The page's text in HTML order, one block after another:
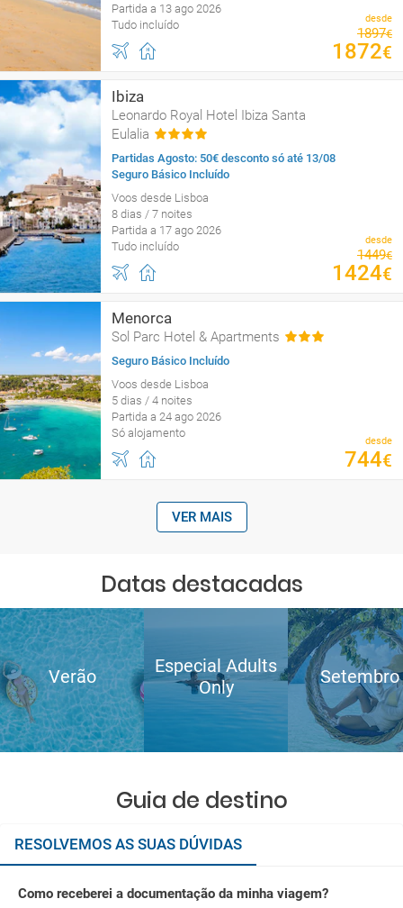
Partida a 13 ago 2026
Tudo incluído
desde
1897€
1872€
Ibiza
Leonardo Royal Hotel Ibiza Santa
Eulalia
Partidas Agosto: 50€ desconto só até 13/08
Seguro Básico Incluído
Voos desde Lisboa
8 dias / 7 noites
Partida a 17 ago 2026
Tudo incluído
desde
1449€
1424€
Menorca
Sol Parc Hotel & Apartments
Seguro Básico Incluído
Voos desde Lisboa
5 dias / 4 noites
Partida a 24 ago 2026
Só alojamento
desde
744€
VER MAIS
Datas destacadas
Verão
Especial Adults
Only
Setembro
Guia de destino
RESOLVEMOS AS SUAS DÚVIDAS
Como receberei a documentação da minha viagem?